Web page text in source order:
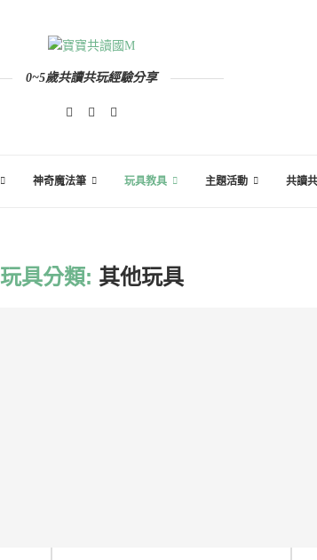
0~5歲共讀共玩經驗分享
神奇魔法筆 玩具教具 主題活動 共讀
玩具分類: 其他玩具